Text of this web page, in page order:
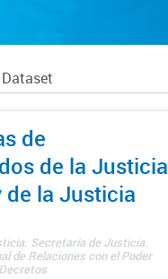
de
de la Justicia
de la Justicia
Secretaría de Justicia.
de Relaciones con el Poder